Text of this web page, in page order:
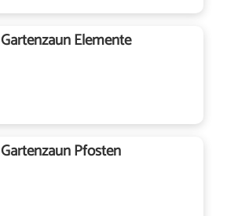
Gartenzaun Elemente
Gartenzaun Pfosten